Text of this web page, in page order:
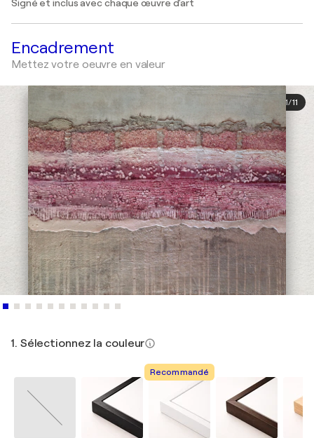
Signé et inclus avec chaque œuvre d'art
Encadrement
Mettez votre oeuvre en valeur
1/11
1. Sélectionnez la couleur
Recommandé